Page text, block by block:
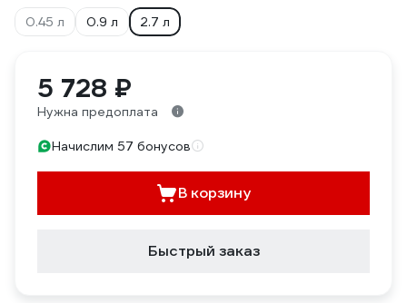
0.45 л
0.9 л 2.7 л
5 728 ₽
Нужна предоплата
Начислим 57 бонусов
В корзину
Быстрый заказ